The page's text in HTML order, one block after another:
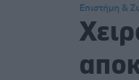
Επιστήμη &